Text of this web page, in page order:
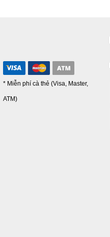
* Miễn phí cà thẻ (Visa, Master,
ATM)